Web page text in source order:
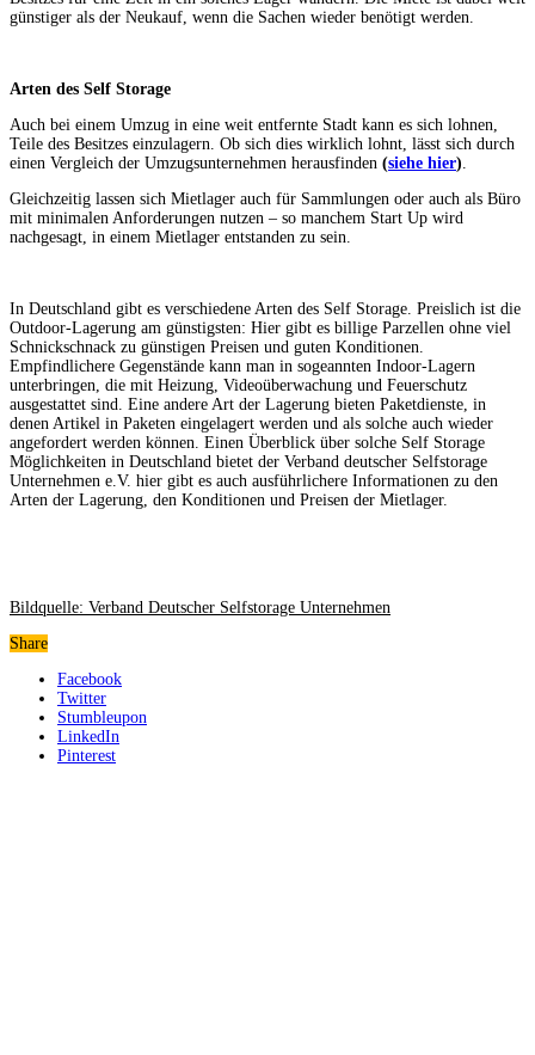
günstiger als der Neukauf, wenn die Sachen wieder benötigt werden.
Arten des Self Storage
Auch bei einem Umzug in eine weit entfernte Stadt kann es sich lohnen,
Teile des Besitzes einzulagern. Ob sich dies wirklich lohnt, lässt sich durch
einen Vergleich der Umzugsunternehmen herausfinden (siehe hier).
Gleichzeitig lassen sich Mietlager auch für Sammlungen oder auch als Büro
mit minimalen Anforderungen nutzen – so manchem Start Up wird
nachgesagt, in einem Mietlager entstanden zu sein.
In Deutschland gibt es verschiedene Arten des Self Storage. Preislich ist die
Outdoor-Lagerung am günstigsten: Hier gibt es billige Parzellen ohne viel
Schnickschnack zu günstigen Preisen und guten Konditionen.
Empfindlichere Gegenstände kann man in sogeannten Indoor-Lagern
unterbringen, die mit Heizung, Videoüberwachung und Feuerschutz
ausgestattet sind. Eine andere Art der Lagerung bieten Paketdienste, in
denen Artikel in Paketen eingelagert werden und als solche auch wieder
angefordert werden können. Einen Überblick über solche Self Storage
Möglichkeiten in Deutschland bietet der Verband deutscher Selfstorage
Unternehmen e.V. hier gibt es auch ausführlichere Informationen zu den
Arten der Lagerung, den Konditionen und Preisen der Mietlager.
Bildquelle: Verband Deutscher Selfstorage Unternehmen
Share
Facebook
Twitter
Stumbleupon
LinkedIn
Pinterest